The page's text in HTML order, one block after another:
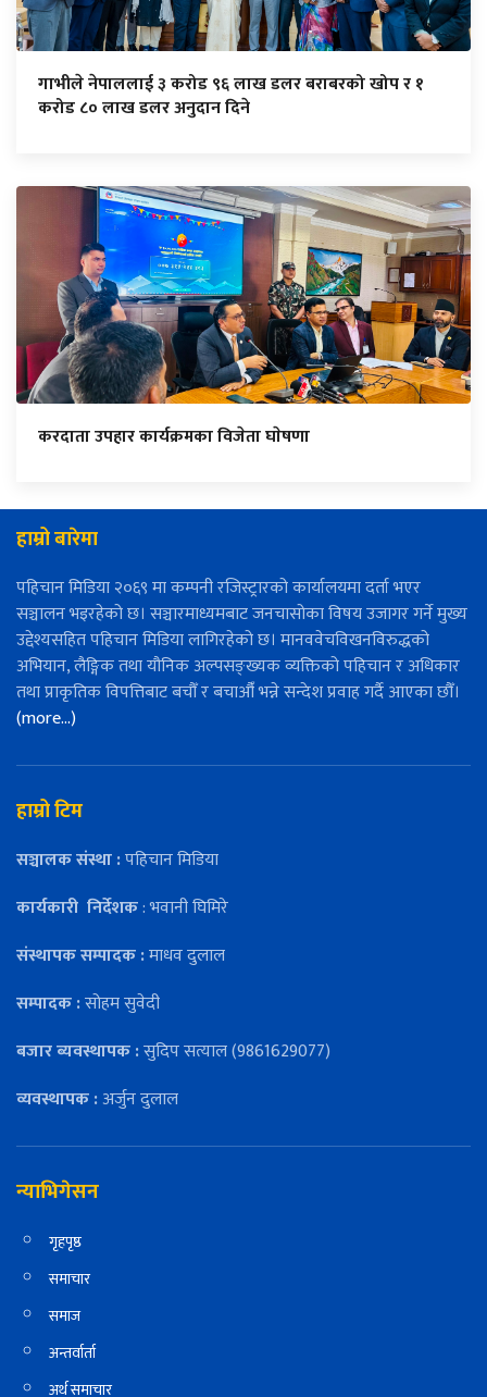
गाभीले नेपाललाई ३ करोड ९६ लाख डलर बराबरको खोप र १
करोड ८० लाख डलर अनुदान दिने
करदाता उपहार कार्यक्रमका विजेता घाेषणा
हाम्रो बारेमा
पहिचान मिडिया २०६९ मा कम्पनी रजिस्ट्रारको कार्यालयमा दर्ता भएर
सञ्चालन भइरहेको छ। सञ्चारमाध्यमबाट जनचासोका विषय उजागर गर्ने मुख्य
उद्देश्यसहित पहिचान मिडिया लागिरहेको छ। मानववेचविखनविरुद्धको
अभियान, लैङ्गिक तथा यौनिक अल्पसङ्ख्यक व्यक्तिको पहिचान र अधिकार
तथा प्राकृतिक विपत्तिबाट बचौँ र बचाऔँ भन्ने सन्देश प्रवाह गर्दै आएका छौँ।
(more…)
हाम्रो टिम
सञ्चालक संस्था :पहिचान मिडिया
कार्यकारी निर्देशक: भवानी घिमिरे
संस्थापक सम्पादक :माधव दुलाल
सम्पादक :सोहम सुवेदी
बजार ब्यवस्थापक :सुदिप सत्याल (9861629077)
व्यवस्थापक :अर्जुन दुलाल
न्याभिगेसन
गृहपृष्ठ
समाचार
समाज
अन्तर्वार्ता
अर्थ समाचार